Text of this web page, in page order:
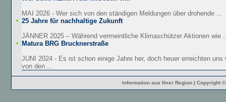
MAI 2026 - Wer sich von den ständigen Meldungen über drohende ...
25 Jahre für nachhaltige Zukunft
JÄNNER 2025 – Während vermeintliche Klimaschützer Aktionen wie
Matura BRG Brucknerstraße
JUNI 2024 - Es ist schon einige Jahre her, doch heuer erreichten uns
von den ...
Information aus Ihrer Region | Copyright